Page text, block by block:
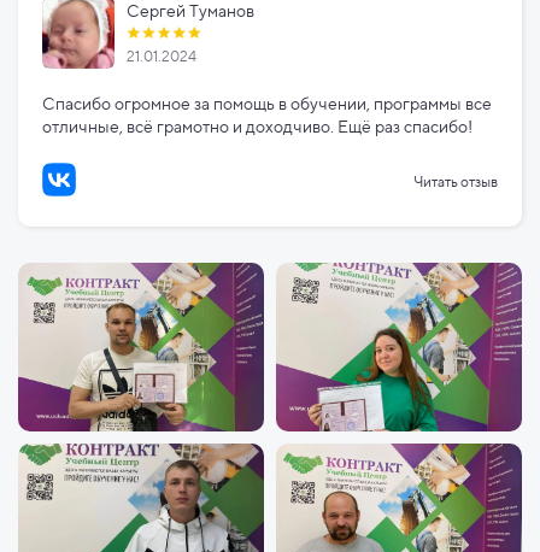
Сергей Туманов
21.01.2024
Спасибо огромное за помощь в обучении, программы все
отличные, всё грамотно и доходчиво. Ещё раз спасибо!
Читать отзыв